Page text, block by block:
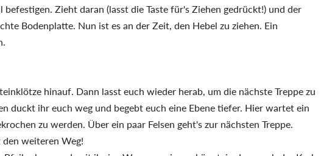
Zieht daran (lasst die Taste für's Ziehen gedrückt!) und der
Bodenplatte. Nun ist es an der Zeit, den Hebel zu ziehen. Ein
hinauf. Dann lasst euch wieder herab, um die nächste Treppe zu
duckt ihr euch weg und begebt euch eine Ebene tiefer. Hier wartet ein
zu werden. Über ein paar Felsen geht's zur nächsten Treppe.
weiteren Weg!